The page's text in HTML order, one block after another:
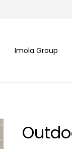
Imola Group